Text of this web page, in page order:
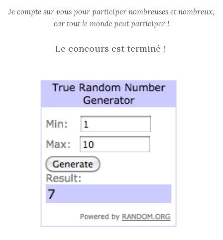
Je compte sur vous pour participer nombreuses et nombreux,
car tout le monde peut participer !
Le concours est terminé !